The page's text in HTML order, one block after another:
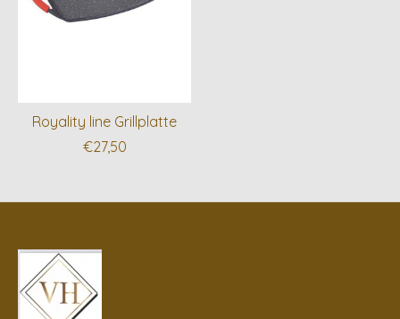
Royality line Grillplatte
€27,50